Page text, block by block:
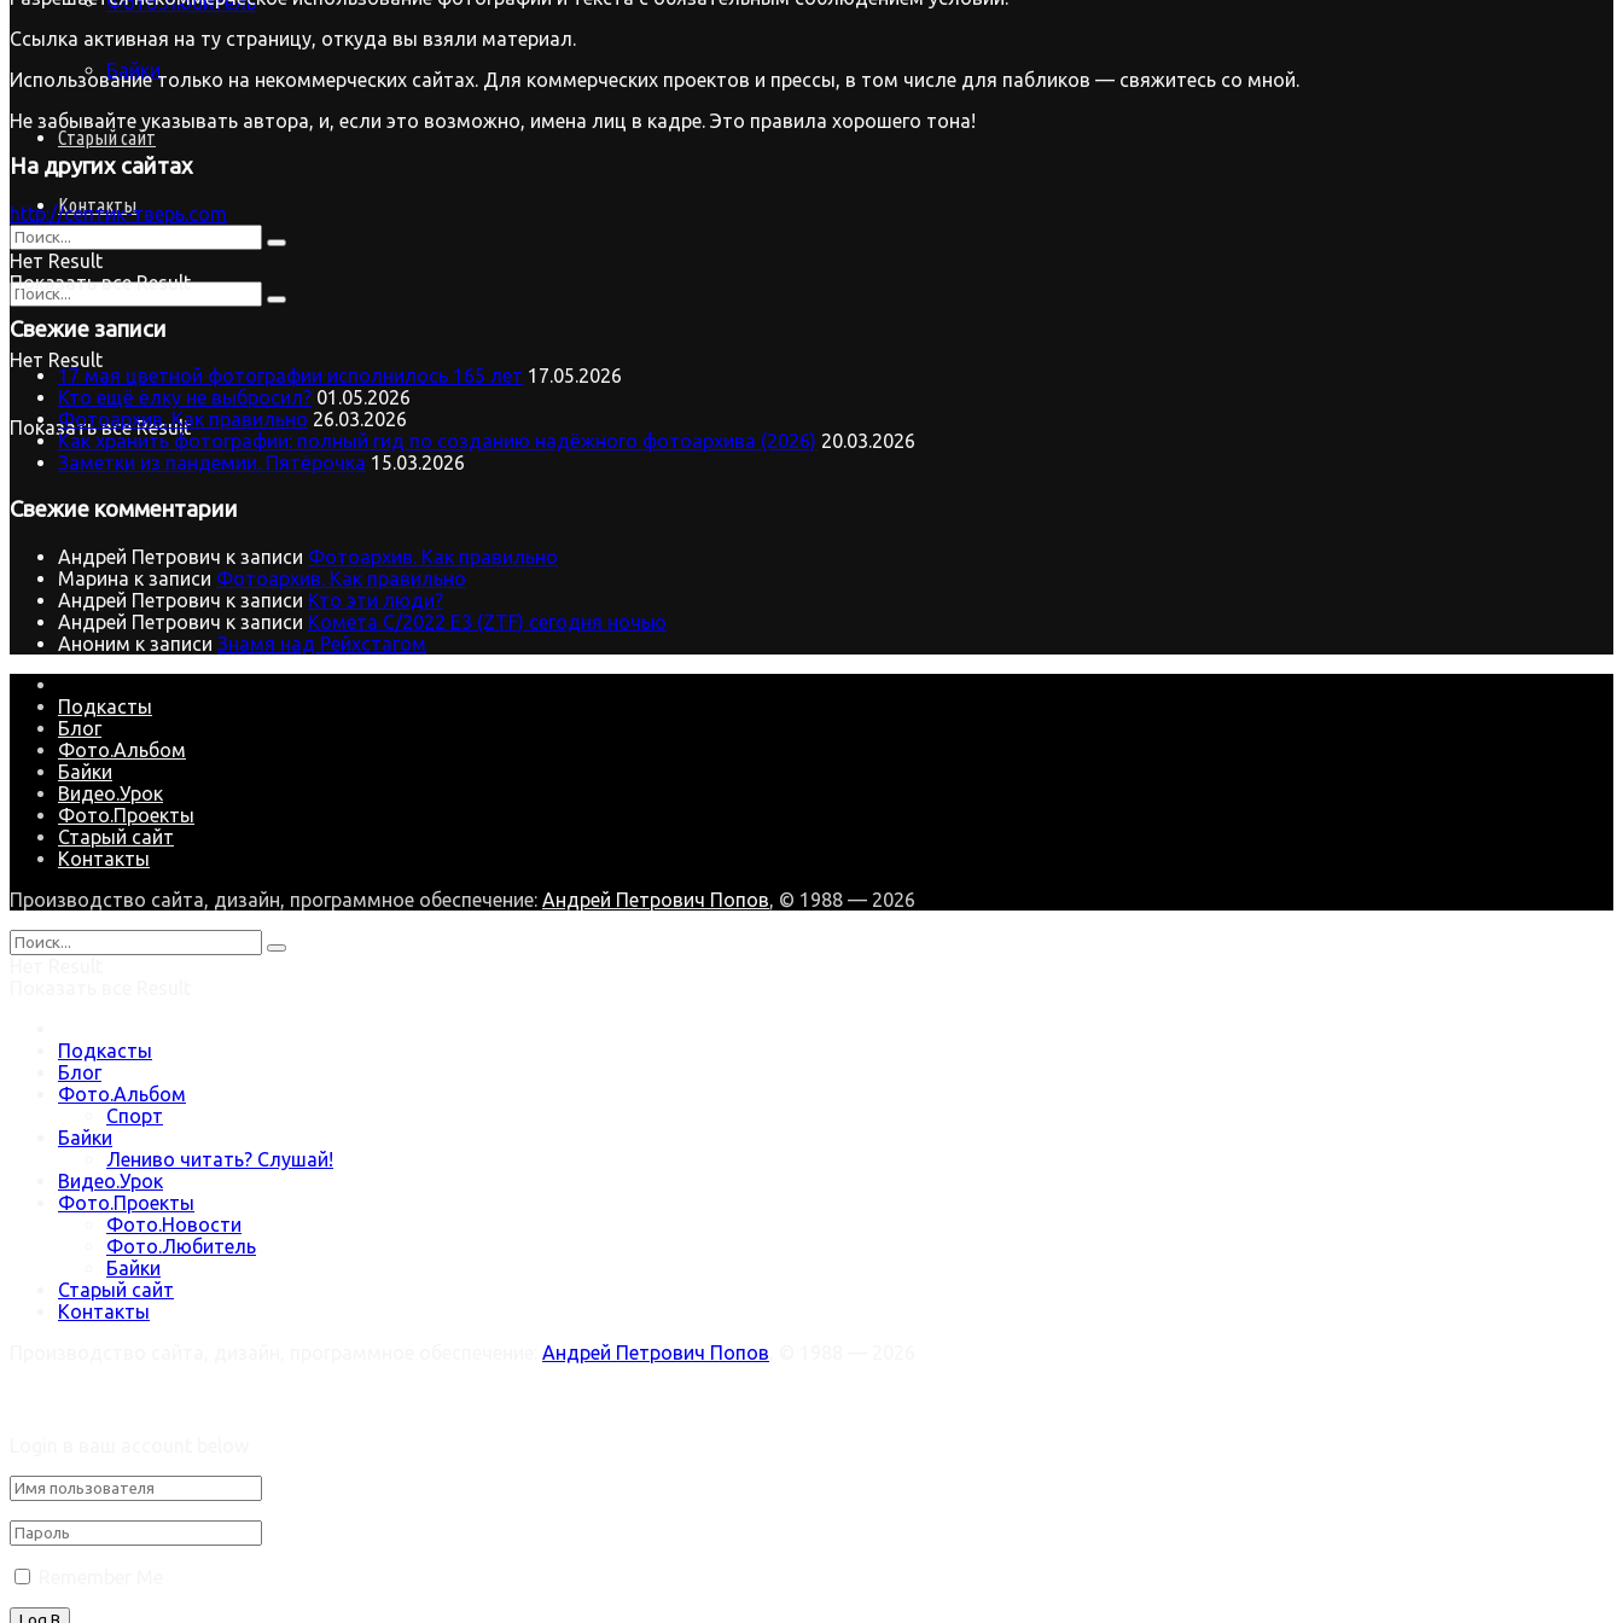
Байки
Старый сайт
Контакты
Нет Result
Показать все Result
Ссылка активная на ту страницу, откуда вы взяли материал.
Использование только на некоммерческих сайтах. Для коммерческих проектов и прессы, в том числе для пабликов — свяжитесь со мной.
Не забывайте указывать автора, и, если это возможно, имена лиц в кадре. Это правила хорошего тона!
На других сайтах
http://септик-тверь.com
Нет Result
Показать все Result
Свежие записи
17 мая цветной фотографии исполнилось 165 лет 17.05.2026
Кто ещё ёлку не выбросил? 01.05.2026
Фотоархив. Как правильно 26.03.2026
Как хранить фотографии: полный гид по созданию надёжного фотоархива (2026) 20.03.2026
Заметки из пандемии. Пятёрочка 15.03.2026
Свежие комментарии
Андрей Петрович к записи Фотоархив. Как правильно
Марина к записи Фотоархив. Как правильно
Андрей Петрович к записи Кто эти люди?
Андрей Петрович к записи Комета C/2022 E3 (ZTF) сегодня ночью
Аноним к записи Знамя над Рейхстагом
Подкасты
Блог
Фото.Альбом
Байки
Видео.Урок
Фото.Проекты
Старый сайт
Контакты
Производство сайта, дизайн, программное обеспечение: Андрей Петрович Попов, © 1988 — 2026
Подкасты
Блог
Фото.Альбом
Спорт
Байки
Лениво читать? Слушай!
Видео.Урок
Фото.Проекты
Фото.Новости
Фото.Любитель
Байки
Старый сайт
Контакты
Андрей Петрович Попов